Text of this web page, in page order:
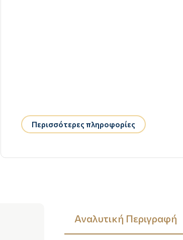
Περισσότερες πληροφορίες
Αναλυτική Περιγραφή